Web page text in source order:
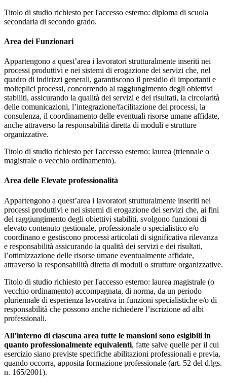
Titolo di studio richiesto per l'accesso esterno: diploma di scuola
secondaria di secondo grado.
Area dei Funzionari
Appartengono a quest’area i lavoratori strutturalmente inseriti nei
processi produttivi e nei sistemi di erogazione dei servizi che, nel
quadro di indirizzi generali, garantiscono il presidio di importanti e
molteplici processi, concorrendo al raggiungimento degli obiettivi
stabiliti, assicurando la qualità dei servizi e dei risultati, la circolarità
delle comunicazioni, l’integrazione/facilitazione dei processi, la
consulenza, il coordinamento delle eventuali risorse umane affidate,
anche attraverso la responsabilità diretta di moduli e strutture
organizzative.
Titolo di studio richiesto per l'accesso esterno: laurea (triennale o
magistrale o vecchio ordinamento).
Area delle Elevate professionalità
Appartengono a quest’area i lavoratori strutturalmente inseriti nei
processi produttivi e nei sistemi di erogazione dei servizi che, ai fini
del raggiungimento degli obiettivi stabiliti, svolgono funzioni di
elevato contenuto gestionale, professionale o specialistico e/o
coordinano e gestiscono processi articolati di significativa rilevanza
e responsabilità assicurando la qualità dei servizi e dei risultati,
l’ottimizzazione delle risorse umane eventualmente affidate,
attraverso la responsabilità diretta di moduli o strutture organizzative.
Titolo di studio richiesto per l'accesso esterno: laurea magistrale (o
vecchio ordinamento) accompagnata, di norma, da un periodo
pluriennale di esperienza lavorativa in funzioni specialistiche e/o di
responsabilità che possono anche richiedere l’iscrizione ad albi
professionali.
All’interno di ciascuna area tutte le mansioni sono esigibili in
quanto professionalmente equivalenti, fatte salve quelle per il cui
esercizio siano previste specifiche abilitazioni professionali e previa,
quando occorra, apposita formazione professionale (art. 52 del d.lgs.
n. 165/2001).